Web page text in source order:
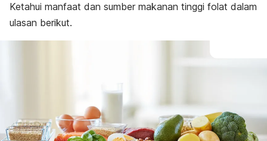
Ketahui manfaat dan sumber makanan tinggi folat dalam
ulasan berikut.